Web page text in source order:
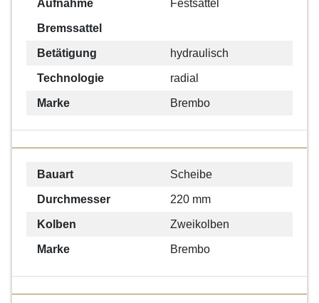
Aufnahme
Bremssattel
Festsattel
Betätigung hydraulisch
Technologie radial
Marke Brembo
Bauart Scheibe
Durchmesser 220 mm
Kolben Zweikolben
Marke Brembo